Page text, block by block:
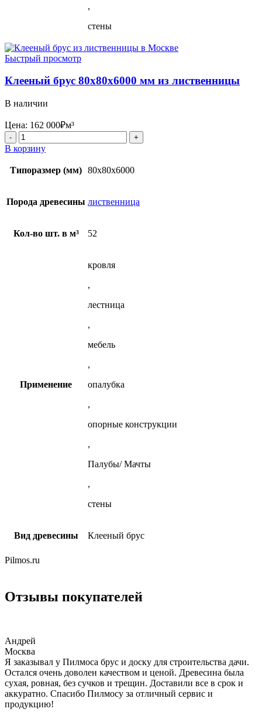
,
стены
Быстрый просмотр
Клееный брус 80x80x6000 мм из лиственницы
В наличии
Цена: 162 000₽м³
Количество
товара
Клееный
брус
80x80x6000
из
лиственницы
В корзину
Типоразмер (мм) 80х80х6000
Порода древесины лиственница
Кол-во шт. в м³ 52
Применение
кровля
,
лестница
,
мебель
,
опалубка
,
опорные конструкции
,
Палубы/ Мачты
,
стены
Вид древесины Клееный брус
Pilmos.ru
Отзывы покупателей
Андрей
Москва
Я заказывал у Пилмоса брус и доску для строительства дачи.
Остался очень доволен качеством и ценой. Древесина была
сухая, ровная, без сучков и трещин. Доставили все в срок и
аккуратно. Спасибо Пилмосу за отличный сервис и
продукцию!